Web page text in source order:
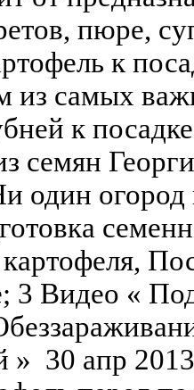
пюре,
к
самых
к
семян
один огород
Видео «
» 30 апр